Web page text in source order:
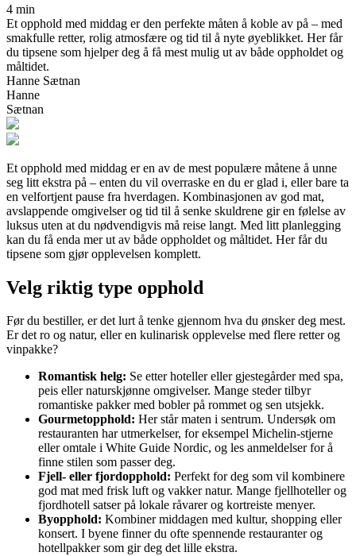
4 min
Et opphold med middag er den perfekte måten å koble av på – med
smakfulle retter, rolig atmosfære og tid til å nyte øyeblikket. Her får
du tipsene som hjelper deg å få mest mulig ut av både oppholdet og
måltidet.
Hanne Sætnan
Hanne
Sætnan
Et opphold med middag er en av de mest populære måtene å unne
seg litt ekstra på – enten du vil overraske en du er glad i, eller bare ta
en velfortjent pause fra hverdagen. Kombinasjonen av god mat,
avslappende omgivelser og tid til å senke skuldrene gir en følelse av
luksus uten at du nødvendigvis må reise langt. Med litt planlegging
kan du få enda mer ut av både oppholdet og måltidet. Her får du
tipsene som gjør opplevelsen komplett.
Velg riktig type opphold
Før du bestiller, er det lurt å tenke gjennom hva du ønsker deg mest.
Er det ro og natur, eller en kulinarisk opplevelse med flere retter og
vinpakke?
Romantisk helg: Se etter hoteller eller gjestegårder med spa,
peis eller naturskjønne omgivelser. Mange steder tilbyr
romantiske pakker med bobler på rommet og sen utsjekk.
Gourmetopphold: Her står maten i sentrum. Undersøk om
restauranten har utmerkelser, for eksempel Michelin-stjerne
eller omtale i White Guide Nordic, og les anmeldelser for å
finne stilen som passer deg.
Fjell- eller fjordopphold: Perfekt for deg som vil kombinere
god mat med frisk luft og vakker natur. Mange fjellhoteller og
fjordhotell satser på lokale råvarer og kortreiste menyer.
Byopphold: Kombiner middagen med kultur, shopping eller
konsert. I byene finner du ofte spennende restauranter og
hotellpakker som gir deg det lille ekstra.